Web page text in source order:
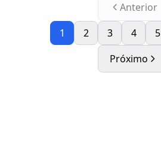
Anterior
1
2 3 4 5
Próximo